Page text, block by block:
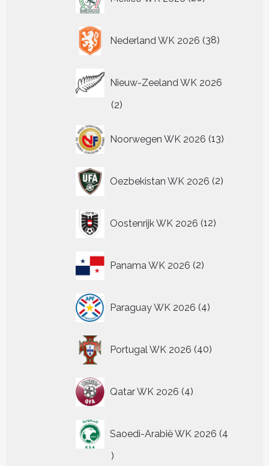
producten
Nederland WK 2026 38
producten
Nieuw-Zeeland WK 2026
22
Noorwegen WK 2026 13
producten
Oezbekistan WK 2026 2
producten
Oostenrijk WK 2026 12
producten
Panama WK 2026 2
producten
Paraguay WK 2026 4
producten
Portugal WK 2026 40
producten
Qatar WK 2026 4
producten
Saoedi-Arabië WK 2026 4
4